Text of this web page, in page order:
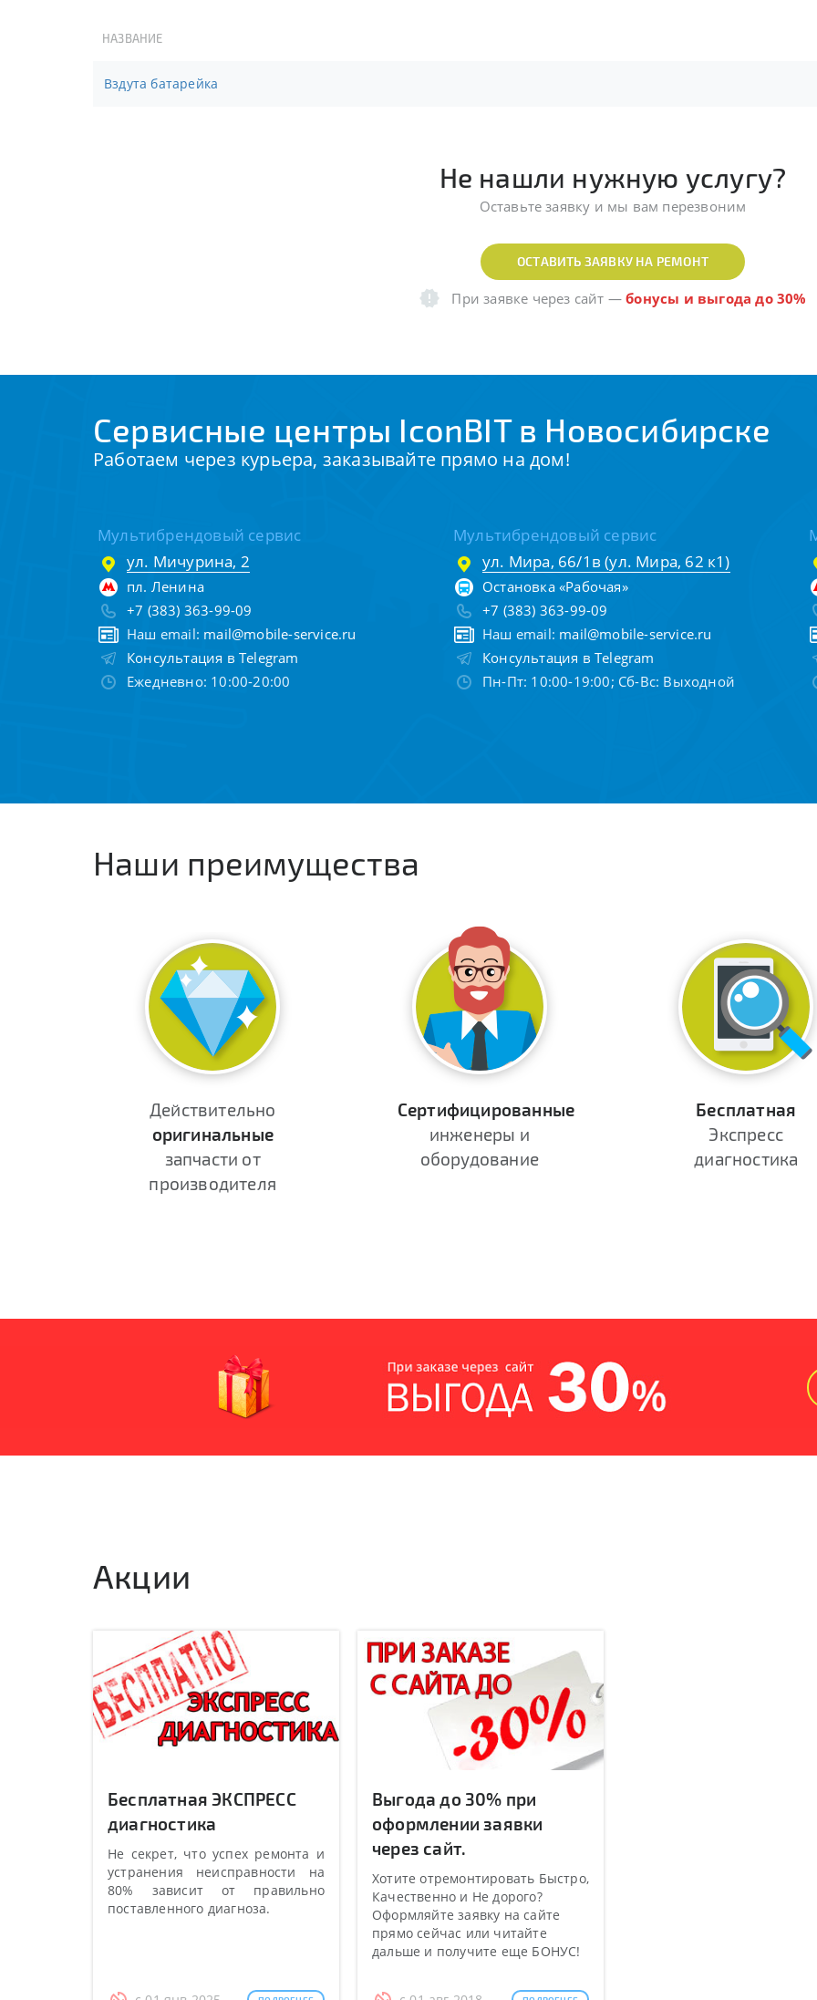
НАЗВАНИЕ
Вздута батарейка
Не нашли нужную услугу?
Оставьте заявку и мы вам перезвоним
ОСТАВИТЬ ЗАЯВКУ НА РЕМОНТ
При заявке через сайт —бонусы и выгода до 30%
Сервисные центры IconBIT в Новосибирске
Работаем через курьера, заказывайте прямо на дом!
Мультибрендовый сервис
ул. Мичурина, 2
пл. Ленина
+7 (383) 363-99-09
Наш email: mail@mobile-service.ru
Консультация в Telegram
Ежедневно: 10:00-20:00
Мультибрендовый сервис
ул. Мира, 66/1в (ул. Мира, 62 к1)
Остановка «Рабочая»
+7 (383) 363-99-09
Наш email: mail@mobile-service.ru
Консультация в Telegram
Пн-Пт: 10:00-19:00; Сб-Вс: Выходной
Наши преимущества
Действительно
оригинальные
запчасти от
производителя
Сертифицированные
инженеры и
оборудование
Бесплатная
Экспресс
диагностика
Акции
Бесплатная ЭКСПРЕСС
диагностика
Не секрет, что успех ремонта и
устранения неисправности на
80% зависит от правильно
поставленного диагноза.
Выгода до 30% при
оформлении заявки
через сайт.
Хотите отремонтировать Быстро,
Качественно и Не дорого?
Оформляйте заявку на сайте
прямо сейчас или читайте
дальше и получите еще БОНУС!